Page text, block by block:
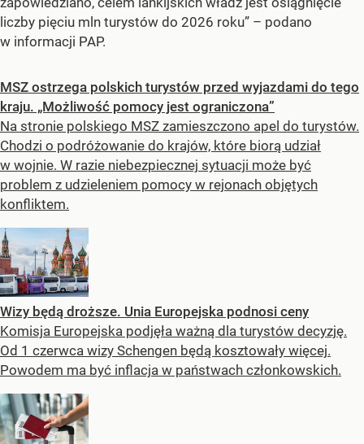
liczby pięciu mln turystów do 2026 roku” – podano
w informacji PAP.
MSZ ostrzega polskich turystów przed wyjazdami do tego
kraju. „Możliwość pomocy jest ograniczona”
Na stronie polskiego MSZ zamieszczono apel do turystów.
Chodzi o podróżowanie do krajów, które biorą udział
w wojnie. W razie niebezpiecznej sytuacji może być
problem z udzieleniem pomocy w rejonach objętych
konfliktem.
Wizy będą droższe. Unia Europejska podnosi ceny
Komisja Europejska podjęła ważną dla turystów decyzję.
Od 1 czerwca wizy Schengen będą kosztowały więcej.
Powodem ma być inflacja w państwach członkowskich.